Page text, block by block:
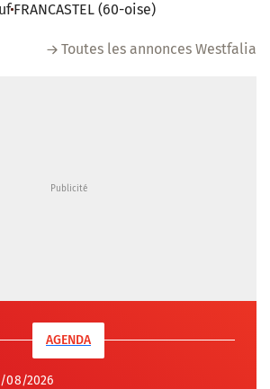
FRANCASTEL (60-oise)
Toutes les annonces Westfalia
AGENDA
08/2026